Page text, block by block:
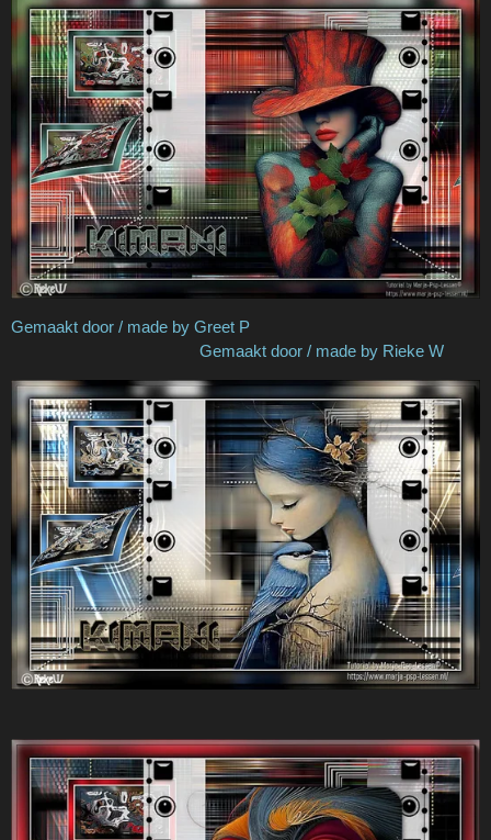
Gemaakt door / made by Greet P
Gemaakt door / made by Rieke W